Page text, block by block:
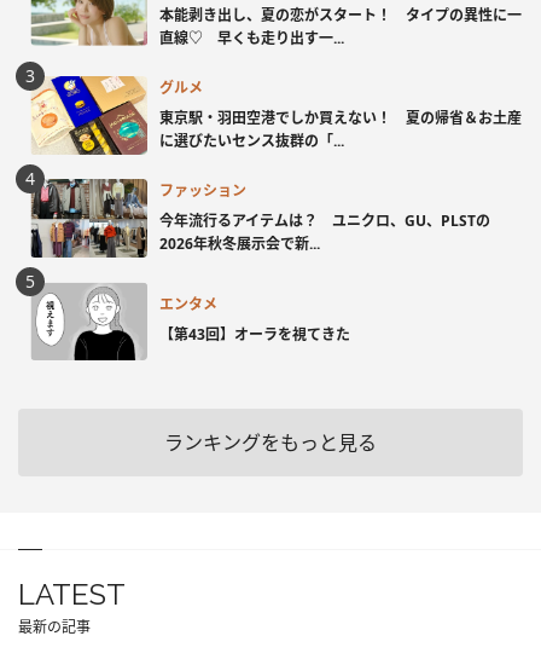
本能剥き出し、夏の恋がスタート！ タイプの異性に一
直線♡ 早くも走り出す一...
グルメ
東京駅・羽田空港でしか買えない！ 夏の帰省＆お土産
に選びたいセンス抜群の「...
ファッション
今年流行るアイテムは？ ユニクロ、GU、PLSTの
2026年秋冬展示会で新...
エンタメ
【第43回】オーラを視てきた
ランキングをもっと見る
LATEST
最新の記事